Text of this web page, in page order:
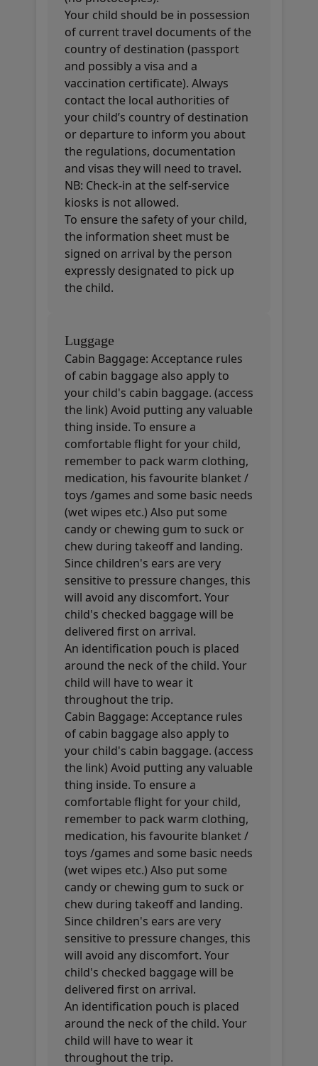
Your child should be in possession
of current travel documents of the
country of destination (passport
and possibly a visa and a
vaccination certificate). Always
contact the local authorities of
your child’s country of destination
or departure to inform you about
the regulations, documentation
and visas they will need to travel.
NB: Check-in at the self-service
kiosks is not allowed.
To ensure the safety of your child,
the information sheet must be
signed on arrival by the person
expressly designated to pick up
the child.
Luggage
Cabin Baggage: Acceptance rules
of cabin baggage also apply to
your child's cabin baggage. (access
the link) Avoid putting any valuable
thing inside. To ensure a
comfortable flight for your child,
remember to pack warm clothing,
medication, his favourite blanket /
toys /games and some basic needs
(wet wipes etc.) Also put some
candy or chewing gum to suck or
chew during takeoff and landing.
Since children's ears are very
sensitive to pressure changes, this
will avoid any discomfort. Your
child's checked baggage will be
delivered first on arrival.
An identification pouch is placed
around the neck of the child. Your
child will have to wear it
throughout the trip.
Cabin Baggage: Acceptance rules
of cabin baggage also apply to
your child's cabin baggage. (access
the link) Avoid putting any valuable
thing inside. To ensure a
comfortable flight for your child,
remember to pack warm clothing,
medication, his favourite blanket /
toys /games and some basic needs
(wet wipes etc.) Also put some
candy or chewing gum to suck or
chew during takeoff and landing.
Since children's ears are very
sensitive to pressure changes, this
will avoid any discomfort. Your
child's checked baggage will be
delivered first on arrival.
An identification pouch is placed
around the neck of the child. Your
child will have to wear it
throughout the trip.